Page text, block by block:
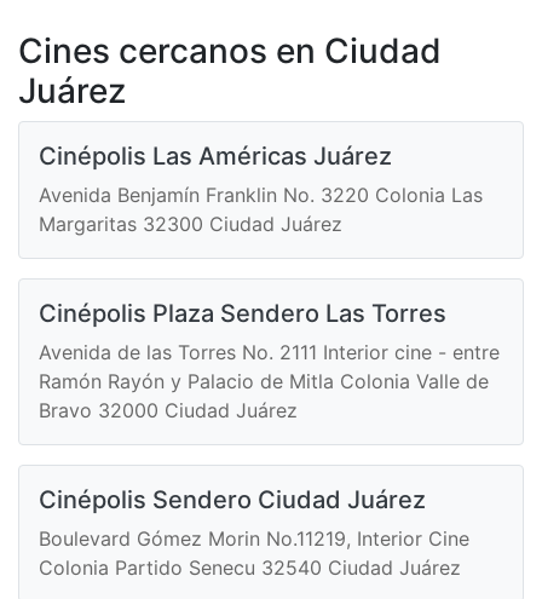
Cines cercanos en Ciudad
Juárez
Cinépolis Las Américas Juárez
Avenida Benjamín Franklin No. 3220 Colonia Las
Margaritas 32300 Ciudad Juárez
Cinépolis Plaza Sendero Las Torres
Avenida de las Torres No. 2111 Interior cine - entre
Ramón Rayón y Palacio de Mitla Colonia Valle de
Bravo 32000 Ciudad Juárez
Cinépolis Sendero Ciudad Juárez
Boulevard Gómez Morin No.11219, Interior Cine
Colonia Partido Senecu 32540 Ciudad Juárez